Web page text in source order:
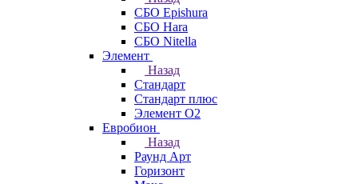
СБО Epishura
СБО Hara
СБО Nitella
Элемент
Назад
Стандарт
Стандарт плюс
Элемент О2
Евробион
Назад
Раунд Арт
Горизонт